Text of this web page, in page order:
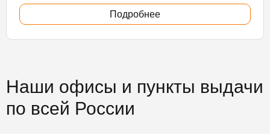
Подробнее
Наши офисы и пункты выдачи
по всей России